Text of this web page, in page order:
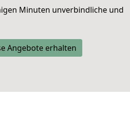
Minuten unverbindliche und
Angebote erhalten